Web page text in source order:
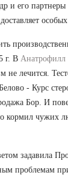
и его
особых
г. В
не лечится.
- Курс
Бор. И
кормил чужих
задавила
проблемам